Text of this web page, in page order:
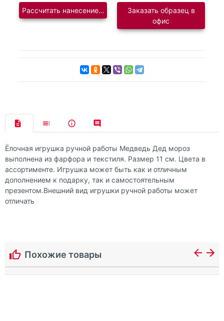
Рассчитать нанесение логотипаЗаказать образец в
офис
Ёлочная игрушка ручной работы Медведь Дед мороз
выполнена из фарфора и текстиля. Размер 11 см. Цвета в
ассортименте. Игрушка может быть как и отличным
дополнением к подарку, так и самостоятельным
презентом.Внешний вид игрушки ручной работы может
отличать
Похожие товары